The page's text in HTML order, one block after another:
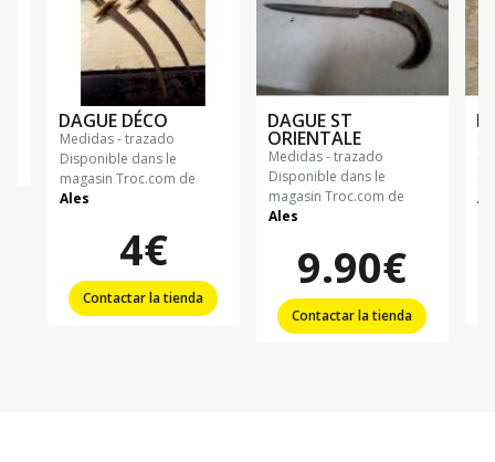
DAGUE DÉCO
medidas - trazado
Disponible dans le
magasin Troc.com de
Ales
4€
Contactar la tienda
DAGUE ST
ORIENTALE
medidas - trazado
Disponible dans le
magasin Troc.com de
Ales
9.90€
Contactar la tienda